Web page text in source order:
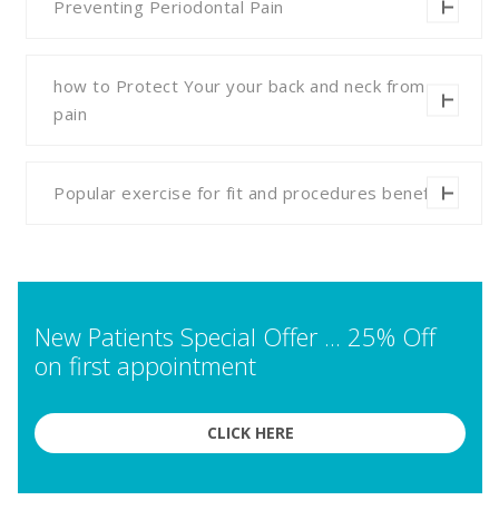
Preventing Periodontal Pain
how to Protect Your your back and neck from
pain
Popular exercise for fit and procedures benefit
New Patients Special Offer ... 25% Off
on first appointment
CLICK HERE